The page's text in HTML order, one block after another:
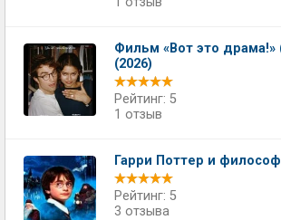
Фильм «Вот это драма!»
(2026)
Рейтинг: 5
1 отзыв
Гарри Поттер и
Рейтинг: 5
3 отзыва